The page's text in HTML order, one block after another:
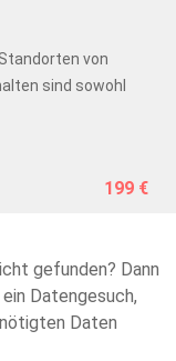
von
sind sowohl
199 €
gefunden? Dann
Datengesuch,
Daten